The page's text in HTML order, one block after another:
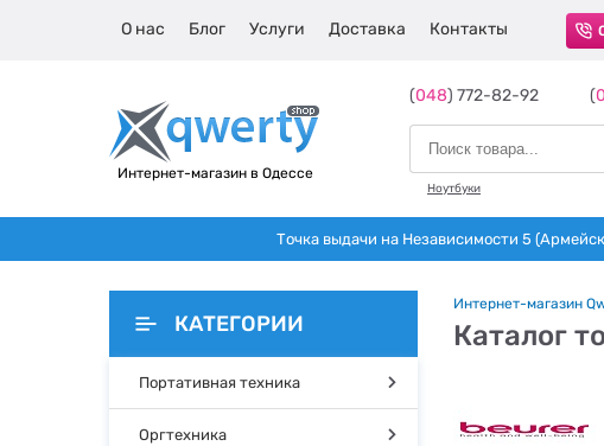
О нас Блог Услуги Доставка Контакты
Интернет-магазин в Одессе
(048) 772-82-92 (
Ноутбуки
Точка выдачи на Независимости 5
КАТЕГОРИИ
Портативная техника
Оргтехника
Интернет-магазин
Каталог